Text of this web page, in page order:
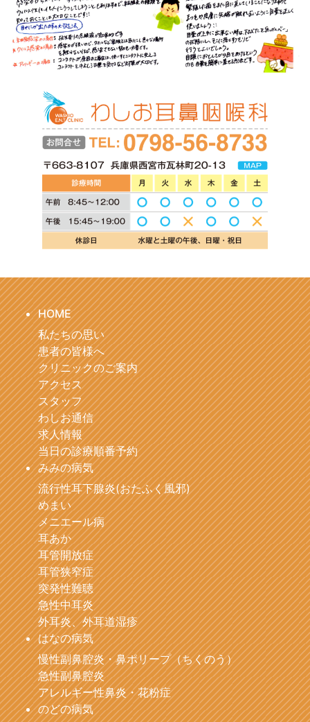
HOME
私たちの思い
患者の皆様へ
クリニックのご案内
アクセス
スタッフ
わしお通信
求人情報
当日の診療順番予約
みみの病気
流行性耳下腺炎(おたふく風邪)
めまい
メニエール病
耳あか
耳管開放症
耳管狭窄症
突発性難聴
急性中耳炎
外耳炎、外耳道湿疹
はなの病気
慢性副鼻腔炎・鼻ポリープ（ちくのう）
急性副鼻腔炎
アレルギー性鼻炎・花粉症
のどの病気